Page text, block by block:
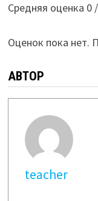
Средняя оценка 0/
Оценок пока нет.
АВТОР
teacher